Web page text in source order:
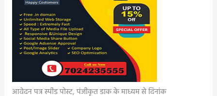
आवेदन पत्र स्पीड पोस्ट, पंजीकृत डाक के माध्यम से दिनांक